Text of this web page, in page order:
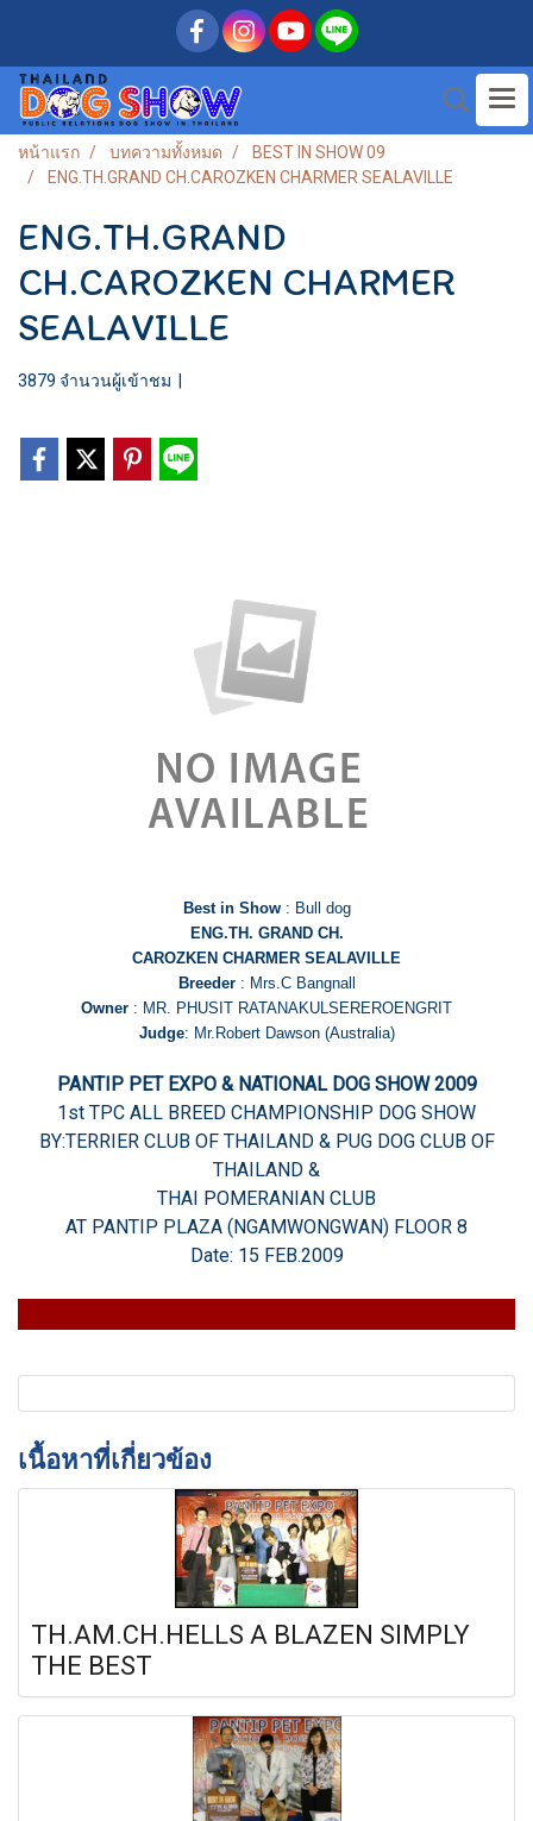
หน้าแรก บทความทั้งหมด
BEST IN SHOW 09
ENG.TH.GRAND CH.CAROZKEN CHARMER SEALAVILLE
ENG.TH.GRAND
CH.CAROZKEN CHARMER
SEALAVILLE
3879 จำนวนผู้เข้าชม
Best in Show: Bull dog
ENG.TH. GRAND CH.
CAROZKEN CHARMER SEALAVILLE
Breeder : Mrs.C Bangnall
Owner : MR. PHUSIT RATANAKULSEREROENGRIT
Judge: Mr.Robert Dawson (Australia)
PANTIP PET EXPO & NATIONAL DOG SHOW 2009
1st TPC ALL BREED CHAMPIONSHIP DOG SHOW
BY:TERRIER CLUB OF THAILAND & PUG DOG CLUB OF
THAILAND &
THAI POMERANIAN CLUB
AT PANTIP PLAZA (NGAMWONGWAN) FLOOR 8
Date: 15 FEB.2009
เนื้อหาที่เกี่ยวข้อง
TH.AM.CH.HELLS A BLAZEN SIMPLY
THE BEST